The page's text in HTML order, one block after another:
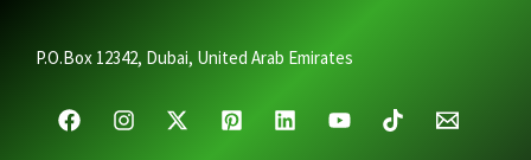
P.O.Box 12342, Dubai, United Arab Emirates